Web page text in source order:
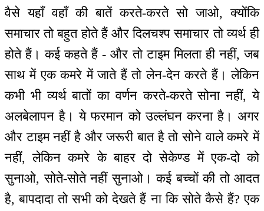
वैसे यहाँ वहाँ की बातें करते-करते सो जाओ, क्योंकि
समाचार तो बहुत होते हैं और दिलचश्प समाचार तो व्यर्थ ही
होते हैं। कई कहते हैं - और तो टाइम मिलता ही नहीं, जब
साथ में एक कमरे में जाते हैं तो लेन-देन करते हैं। लेकिन
कभी भी व्यर्थ बातों का वर्णन करते-करते सोना नहीं, ये
अलबेलापन है। ये फरमान को उल्लंघन करना है। अगर
और टाइम नहीं है और जरूरी बात है तो सोने वाले कमरे में
नहीं, लेकिन कमरे के बाहर दो सेकेण्ड में एक-दो को
सुनाओ, सोते-सोते नहीं सुनाओ। कई बच्चों की तो आदत
है, बापदादा तो सभी को देखते हैं ना कि सोते कैसे हैं? एक